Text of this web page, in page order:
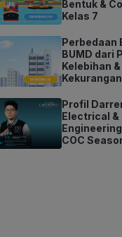
Bentuk &
Kelas 7
Perbedaan
BUMD dari
Kelebihan &
Profil
Electrical
COC